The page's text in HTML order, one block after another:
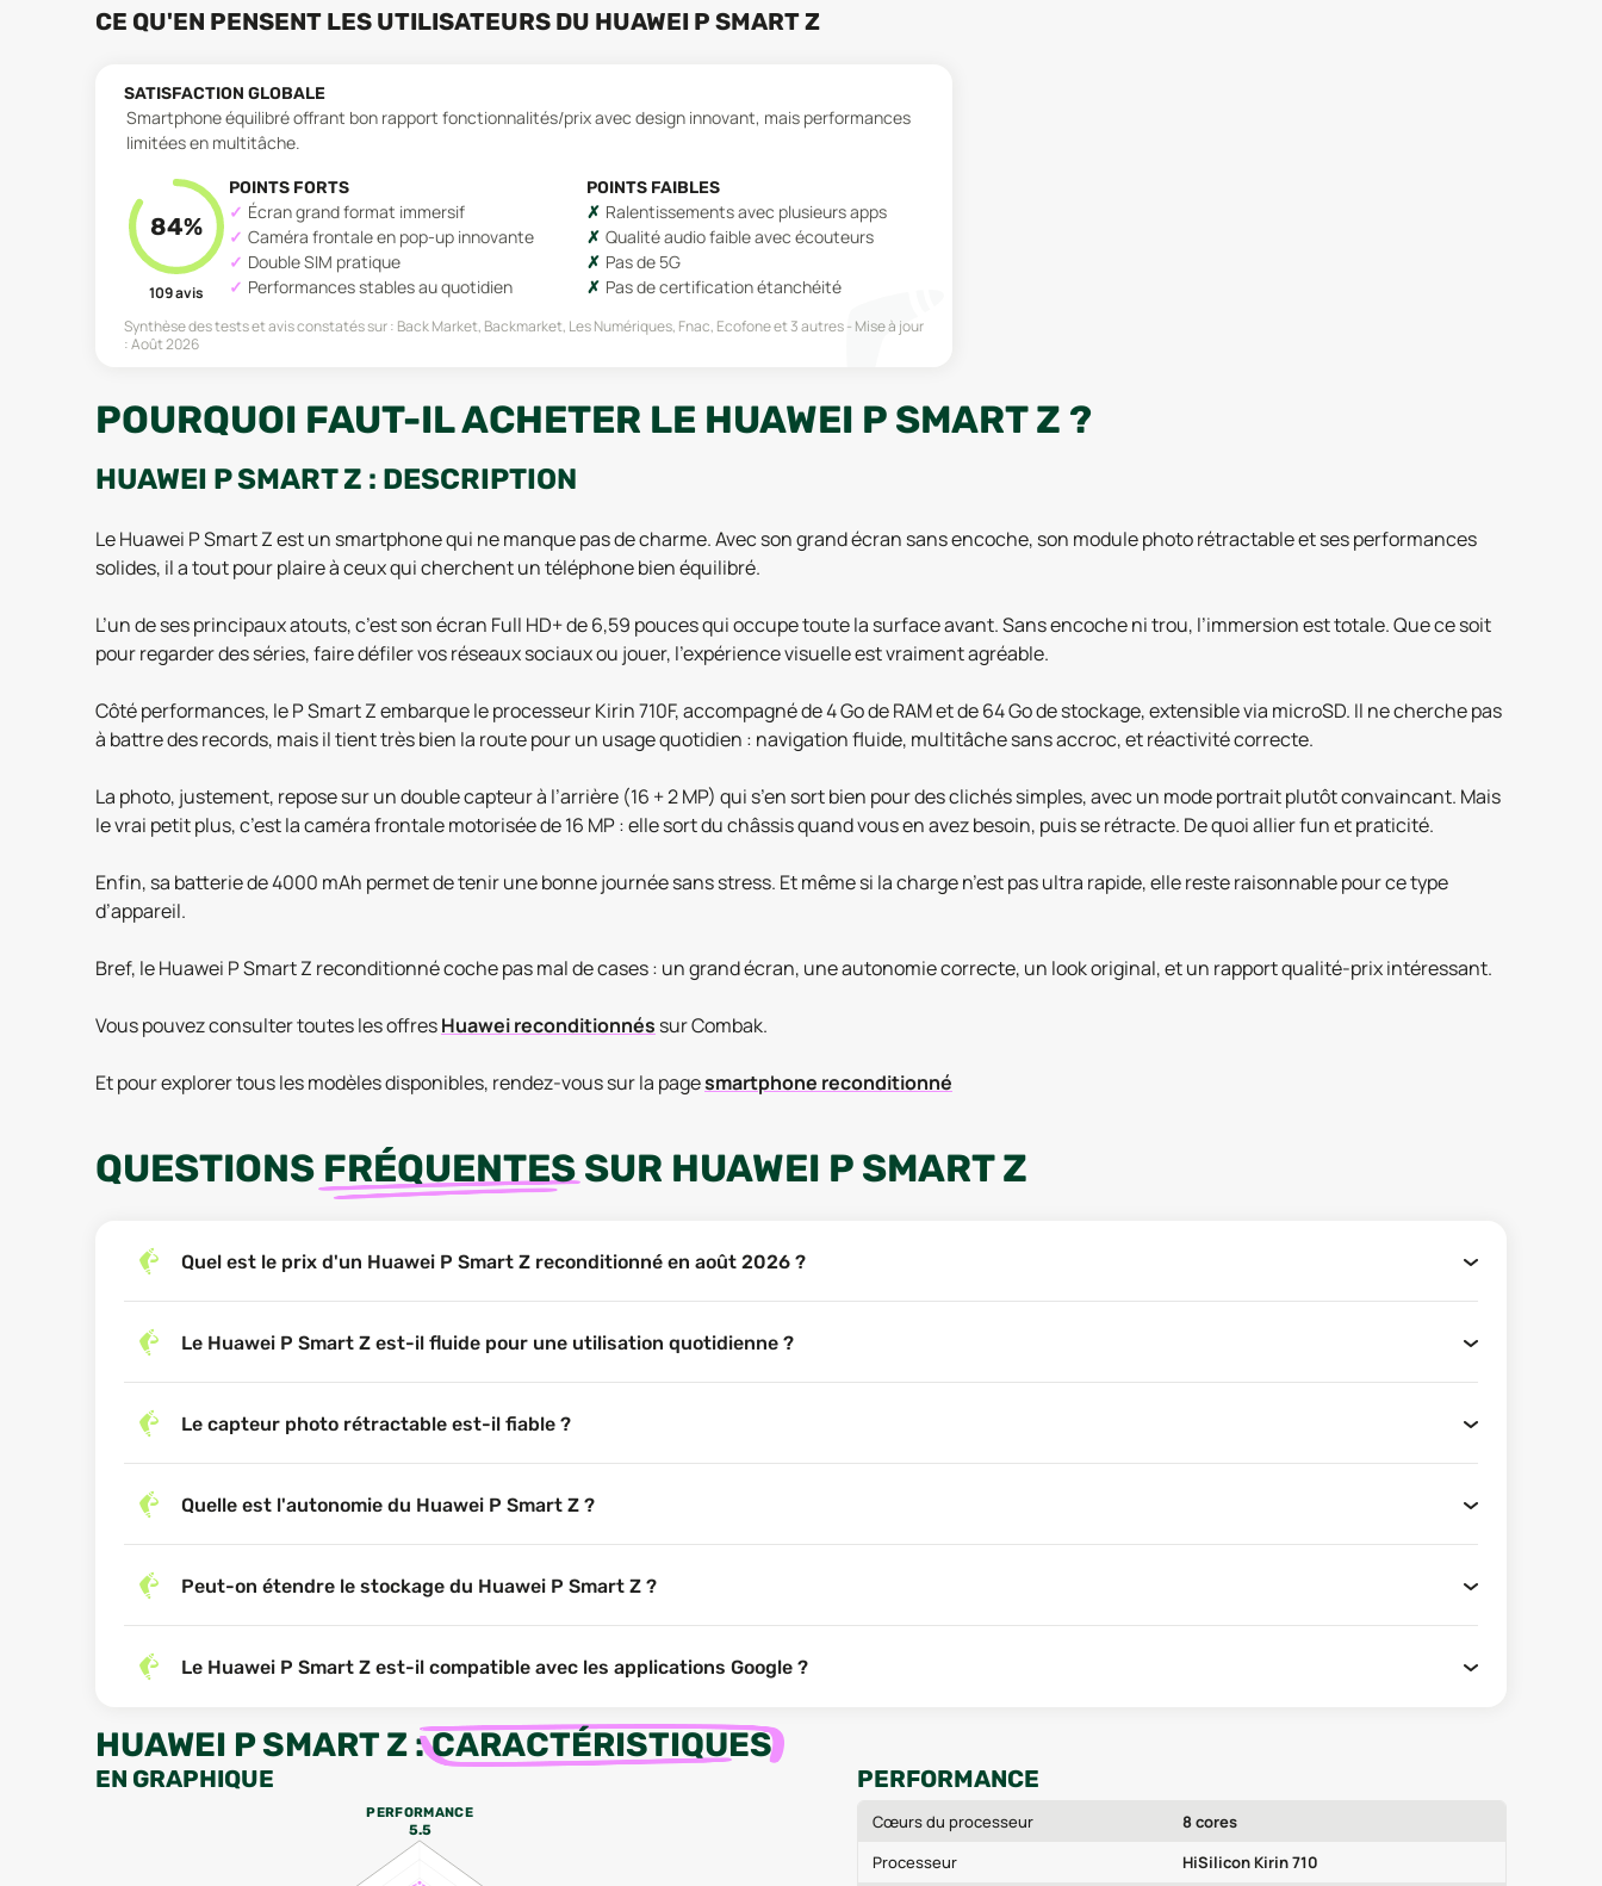
CE QU'EN PENSENT LES UTILISATEURS DU HUAWEI P SMART Z
SATISFACTION GLOBALE
Smartphone équilibré offrant bon rapport fonctionnalités/prix avec design innovant, mais performances
limitées en multitâche.
84%
109avis
POINTS FORTS
Écran grand format immersif
Caméra frontale en pop-up innovante
Double SIM pratique
Performances stables au quotidien
POINTS FAIBLES
Ralentissements avec plusieurs apps
Qualité audio faible avec écouteurs
Pas de 5G
Pas de certification étanchéité
Synthèse des tests et avis constatés sur : Back Market, Backmarket, Les Numériques, Fnac, Ecofoneet 3 autres Mise à jour
:Août 2026
POURQUOI FAUT-IL ACHETER LE HUAWEI P SMART Z ?
HUAWEI P SMART Z : DESCRIPTION
Le Huawei P Smart Z est un smartphone qui ne manque pas de charme. Avec son grand écran sans encoche, son module photo rétractable et ses performances
solides, il a tout pour plaire à ceux qui cherchent un téléphone bien équilibré.
L’un de ses principaux atouts, c’est son écran Full HD+ de 6,59 pouces qui occupe toute la surface avant. Sans encoche ni trou, l’immersion est totale. Que ce soit
pour regarder des séries, faire défiler vos réseaux sociaux ou jouer, l’expérience visuelle est vraiment agréable.
Côté performances, le P Smart Z embarque le processeur Kirin 710F, accompagné de 4 Go de RAM et de 64 Go de stockage, extensible via microSD. Il ne cherche pas
à battre des records, mais il tient très bien la route pour un usage quotidien : navigation fluide, multitâche sans accroc, et réactivité correcte.
La photo, justement, repose sur un double capteur à l’arrière (16 + 2 MP) qui s’en sort bien pour des clichés simples, avec un mode portrait plutôt convaincant. Mais
le vrai petit plus, c’est la caméra frontale motorisée de 16 MP : elle sort du châssis quand vous en avez besoin, puis se rétracte. De quoi allier fun et praticité.
Enfin, sa batterie de 4000 mAh permet de tenir une bonne journée sans stress. Et même si la charge n’est pas ultra rapide, elle reste raisonnable pour ce type
d’appareil.
Bref, le Huawei P Smart Z reconditionné coche pas mal de cases : un grand écran, une autonomie correcte, un look original, et un rapport qualité-prix intéressant.
Vous pouvez consulter toutes les offresHuawei reconditionnés sur Combak.
Et pour explorer tous les modèles disponibles, rendez-vous sur la pagesmartphone reconditionné
QUESTIONS FRÉQUENTES SUR HUAWEI P SMART Z
Quel est le prix d'un Huawei P Smart Z reconditionné en août 2026 ?
Le Huawei P Smart Z est-il fluide pour une utilisation quotidienne ?
Le capteur photo rétractable est-il fiable ?
Quelle est l'autonomie du Huawei P Smart Z ?
Peut-on étendre le stockage du Huawei P Smart Z ?
Le Huawei P Smart Z est-il compatible avec les applications Google ?
HUAWEI P SMART Z :CARACTÉRISTIQUES
EN GRAPHIQUE
PERFORMANCE
5.5
PERFORMANCE
Cœurs du processeur
8 cores
Processeur
HiSilicon Kirin 710